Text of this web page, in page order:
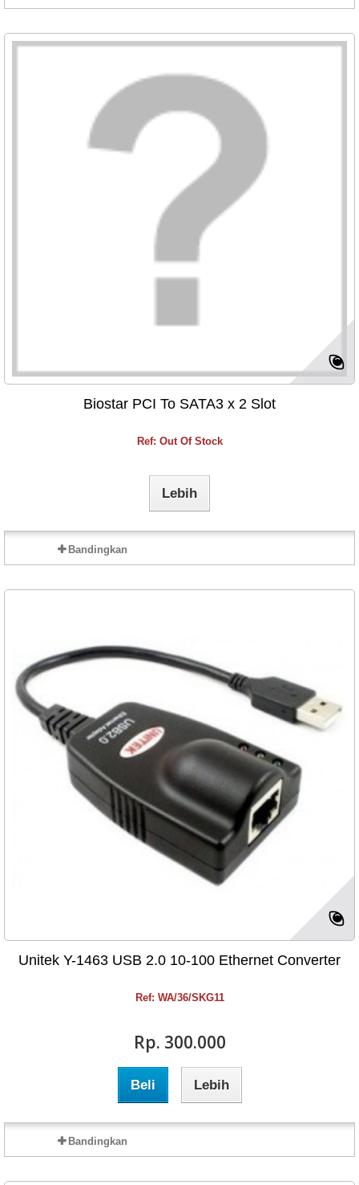
Biostar PCI To SATA3 x 2 Slot
Ref: Out Of Stock
Lebih
Bandingkan
Unitek Y-1463 USB 2.0 10-100 Ethernet Converter
Ref: WA/36/SKG11
Rp‎. 300.000
Beli Lebih
Bandingkan